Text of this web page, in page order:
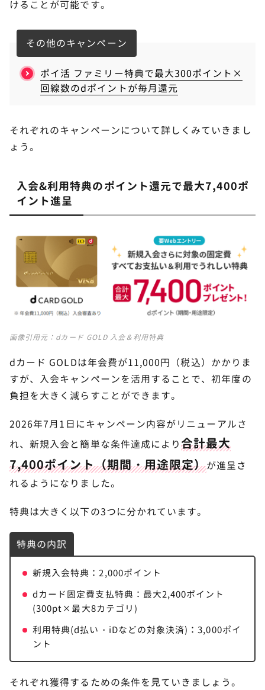
けることが可能です。
その他のキャンペーン
ポイ活 ファミリー特典で最大300ポイント×
回線数のdポイントが毎月還元
それぞれのキャンペーンについて詳しくみていきまし
ょう。
入会&利用特典のポイント還元で最大7,400ポ
イント進呈
画像引用元： dカード GOLD 入会＆利用特典
dカード GOLDは年会費が11,000円（税込）かかりま
すが、入会キャンペーンを活用することで、初年度の
負担を大きく減らすことができます。
2026年7月1日にキャンペーン内容がリニューアルさ
れ、新規入会と簡単な条件達成により合計最大
7,400ポイント（期間・用途限定）が進呈さ
れるようになりました。
特典は大きく以下の3つに分かれています。
特典の内訳
新規入会特典：2,000ポイント
dカード固定費支払特典：最大2,400ポイント
(300pt×最大8カテゴリ)
利用特典(d払い・iDなどの対象決済)：3,000ポイ
ント
それぞれ獲得するための条件を見ていきましょう。